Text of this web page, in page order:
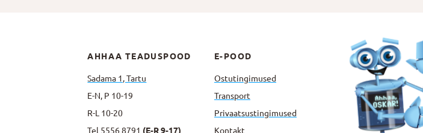
AHHAA TEADUSPOOD
Sadama 1, Tartu
E-N, P 10-19
R-L 10-20
Tel 5556 8791 (E-R 9-17)
E-POOD
Ostutingimused
Transport
Privaatsus­tingimused
Kontakt